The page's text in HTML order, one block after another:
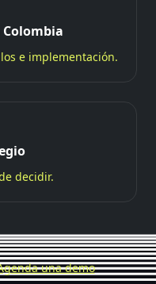
e implementación.
decidir.
una demo